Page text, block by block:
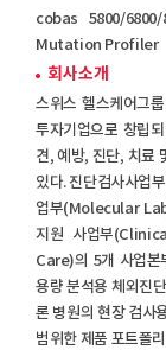
cobas 5800/
Mutation Profiler
회사소개
스위스 헬스케어그
투자기업으로 창립
견, 예방, 진단, 치료
있다. 진단검사사
업부(Molecular
지원 사업부
Care)의 5개 사업본
용량 분석용 체외진
론 병원의 현장 검사
범위한 제품 포트폴